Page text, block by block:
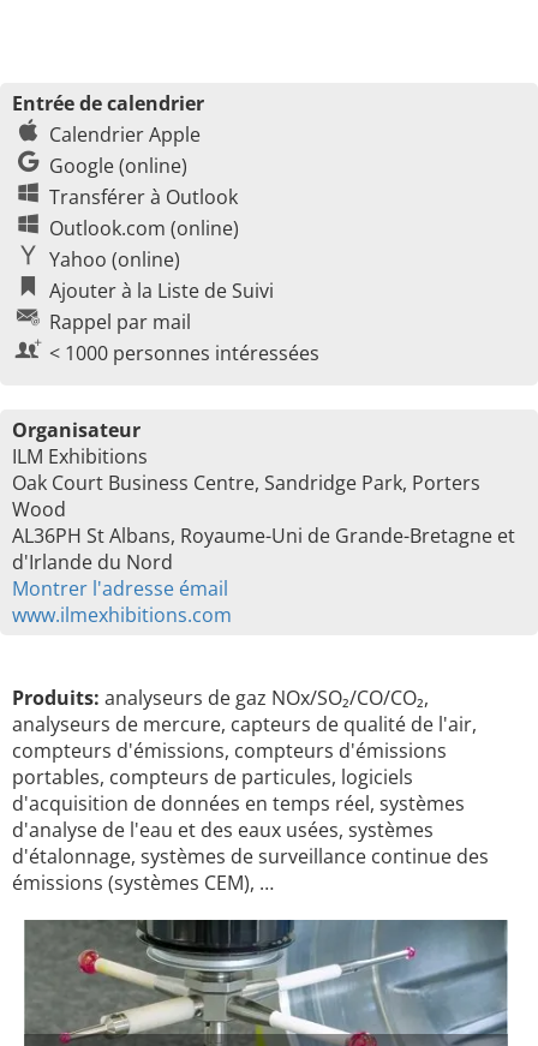
Entrée de calendrier
Calendrier Apple
Google (online)
Transférer à Outlook
Outlook.com (online)
Yahoo (online)
Ajouter à la Liste de Suivi
Rappel par mail
< 1000 personnes intéressées
Organisateur
ILM Exhibitions
Oak Court Business Centre, Sandridge Park, Porters
Wood
AL36PH St Albans, Royaume-Uni de Grande-Bretagne et
d'Irlande du Nord
Montrer l'adresse émail
www.ilmexhibitions.com
Produits: analyseurs de gaz NOx/SO₂/CO/CO₂,
analyseurs de mercure, capteurs de qualité de l'air,
compteurs d'émissions, compteurs d'émissions
portables, compteurs de particules, logiciels
d'acquisition de données en temps réel, systèmes
d'analyse de l'eau et des eaux usées, systèmes
d'étalonnage, systèmes de surveillance continue des
émissions (systèmes CEM), …